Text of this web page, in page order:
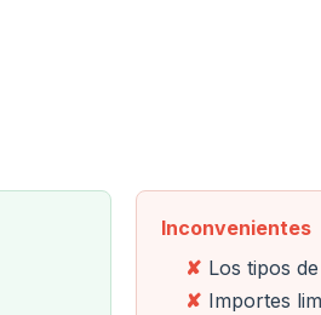
Inconvenientes
Los tipos
Importes